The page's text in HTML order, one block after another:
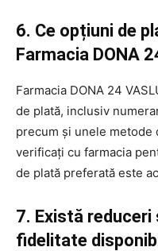
6. Ce opțiuni de
Farmacia DONA
Farmacia DONA 24
de plată, inclusiv
precum și unele metode
verificați cu farmacia
de plată preferată este
7. Există reduceri
fidelitate